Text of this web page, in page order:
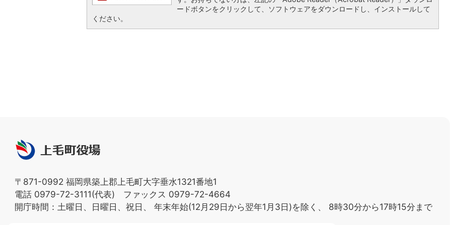
ードボタンをクリックして、ソフトウェアをダウンロードし、インストールして
ください。
上
毛
役
場
〒871-0992 福岡県築上郡上毛町大字垂水1321番地1
電話 0979-72-3111(代表) ファックス 0979-72-4664
開庁時間：土曜日、日曜日、祝日、
年末年始(12月29日から翌年1月3日)を除く、 8時30分から17時15分まで